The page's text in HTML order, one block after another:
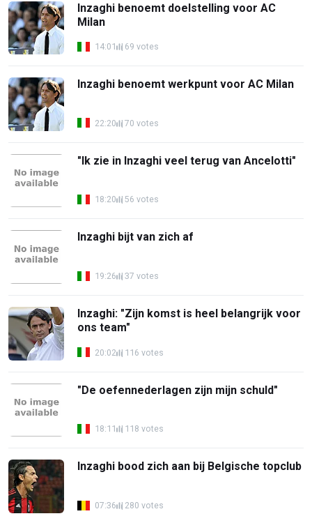
Inzaghi benoemt doelstelling voor AC
Milan
14:01 69 votes
Inzaghi benoemt werkpunt voor AC Milan
22:20 70 votes
"Ik zie in Inzaghi veel terug van Ancelotti"
18:20 56 votes
Inzaghi bijt van zich af
19:26 37 votes
Inzaghi: "Zijn komst is heel belangrijk voor
ons team"
20:02 116 votes
"De oefennederlagen zijn mijn schuld"
18:11 118 votes
Inzaghi bood zich aan bij Belgische topclub
07:36 280 votes